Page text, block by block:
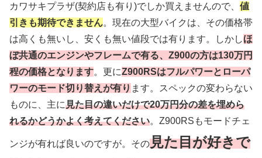
カワサキプラザ(契約店も有り)でしか買えませんので、 値
引きも期待できません。現在の大型バイクは、その価格帯
は高くも無いし、安くも無い値段では有ります。しかしほ
ぼ共通のエンジンやフレームで有る、Z900の方は130万円
程の価格となります。更にZ900RSはフルパワーとローパ
ワーのモード切り替えが有り ます。スペックの変わらない
ものに、主に見た目の違いだけで20万円分の差を埋めら
れるかどうかよく考えてください。Z900RSもモードチェ
ンジが有れば良いのですが。その見た目が好きで